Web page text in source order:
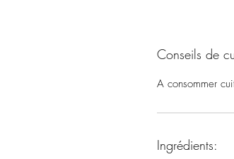
Conseils de
A consommer
Ingrédients: